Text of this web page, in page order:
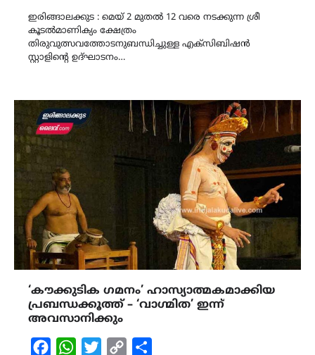
ഇരിങ്ങാലക്കുട : മെയ് 2 മുതൽ 12 വരെ നടക്കുന്ന ശ്രീ
കൂടൽമാണിക്യം ക്ഷേത്രം
തിരുവുത്സവത്തോടനുബന്ധിച്ചുള്ള എക്സിബിഷൻ
സ്റ്റാളിന്‍റെ ഉദ്ഘാടനം…
‘കൗക്കുടിക ഗമനം’ ഹാസ്യാത്മകമാക്കിയ
പ്രബന്ധക്കൂത്ത് – ‘വാഗ്മിത’ ഇന്ന്
അവസാനിക്കും
FacebookWhatsAppTwitterCopy